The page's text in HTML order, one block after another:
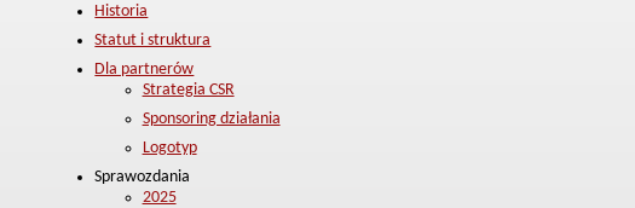
Historia
Statut i struktura
Dla partnerów
Strategia CSR
Sponsoring działania
Logotyp
Sprawozdania
2025